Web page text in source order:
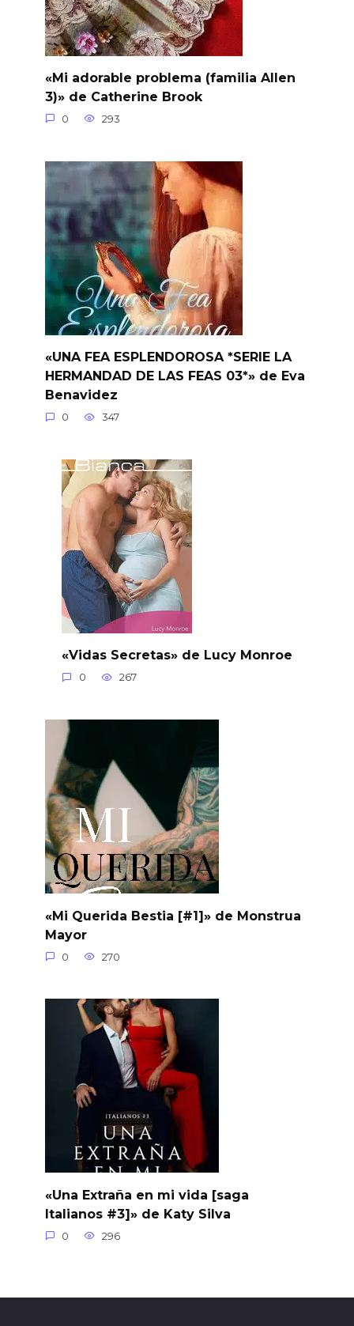
«Mi adorable problema (familia Allen
3)» de Catherine Brook
0 293
«UNA FEA ESPLENDOROSA *SERIE LA
HERMANDAD DE LAS FEAS 03*» de Eva
Benavidez
0 347
«Vidas Secretas» de Lucy Monroe
0 267
«Mi Querida Bestia [#1]» de Monstrua
Mayor
0 270
«Una Extraña en mi vida [saga
Italianos #3]» de Katy Silva
0 296